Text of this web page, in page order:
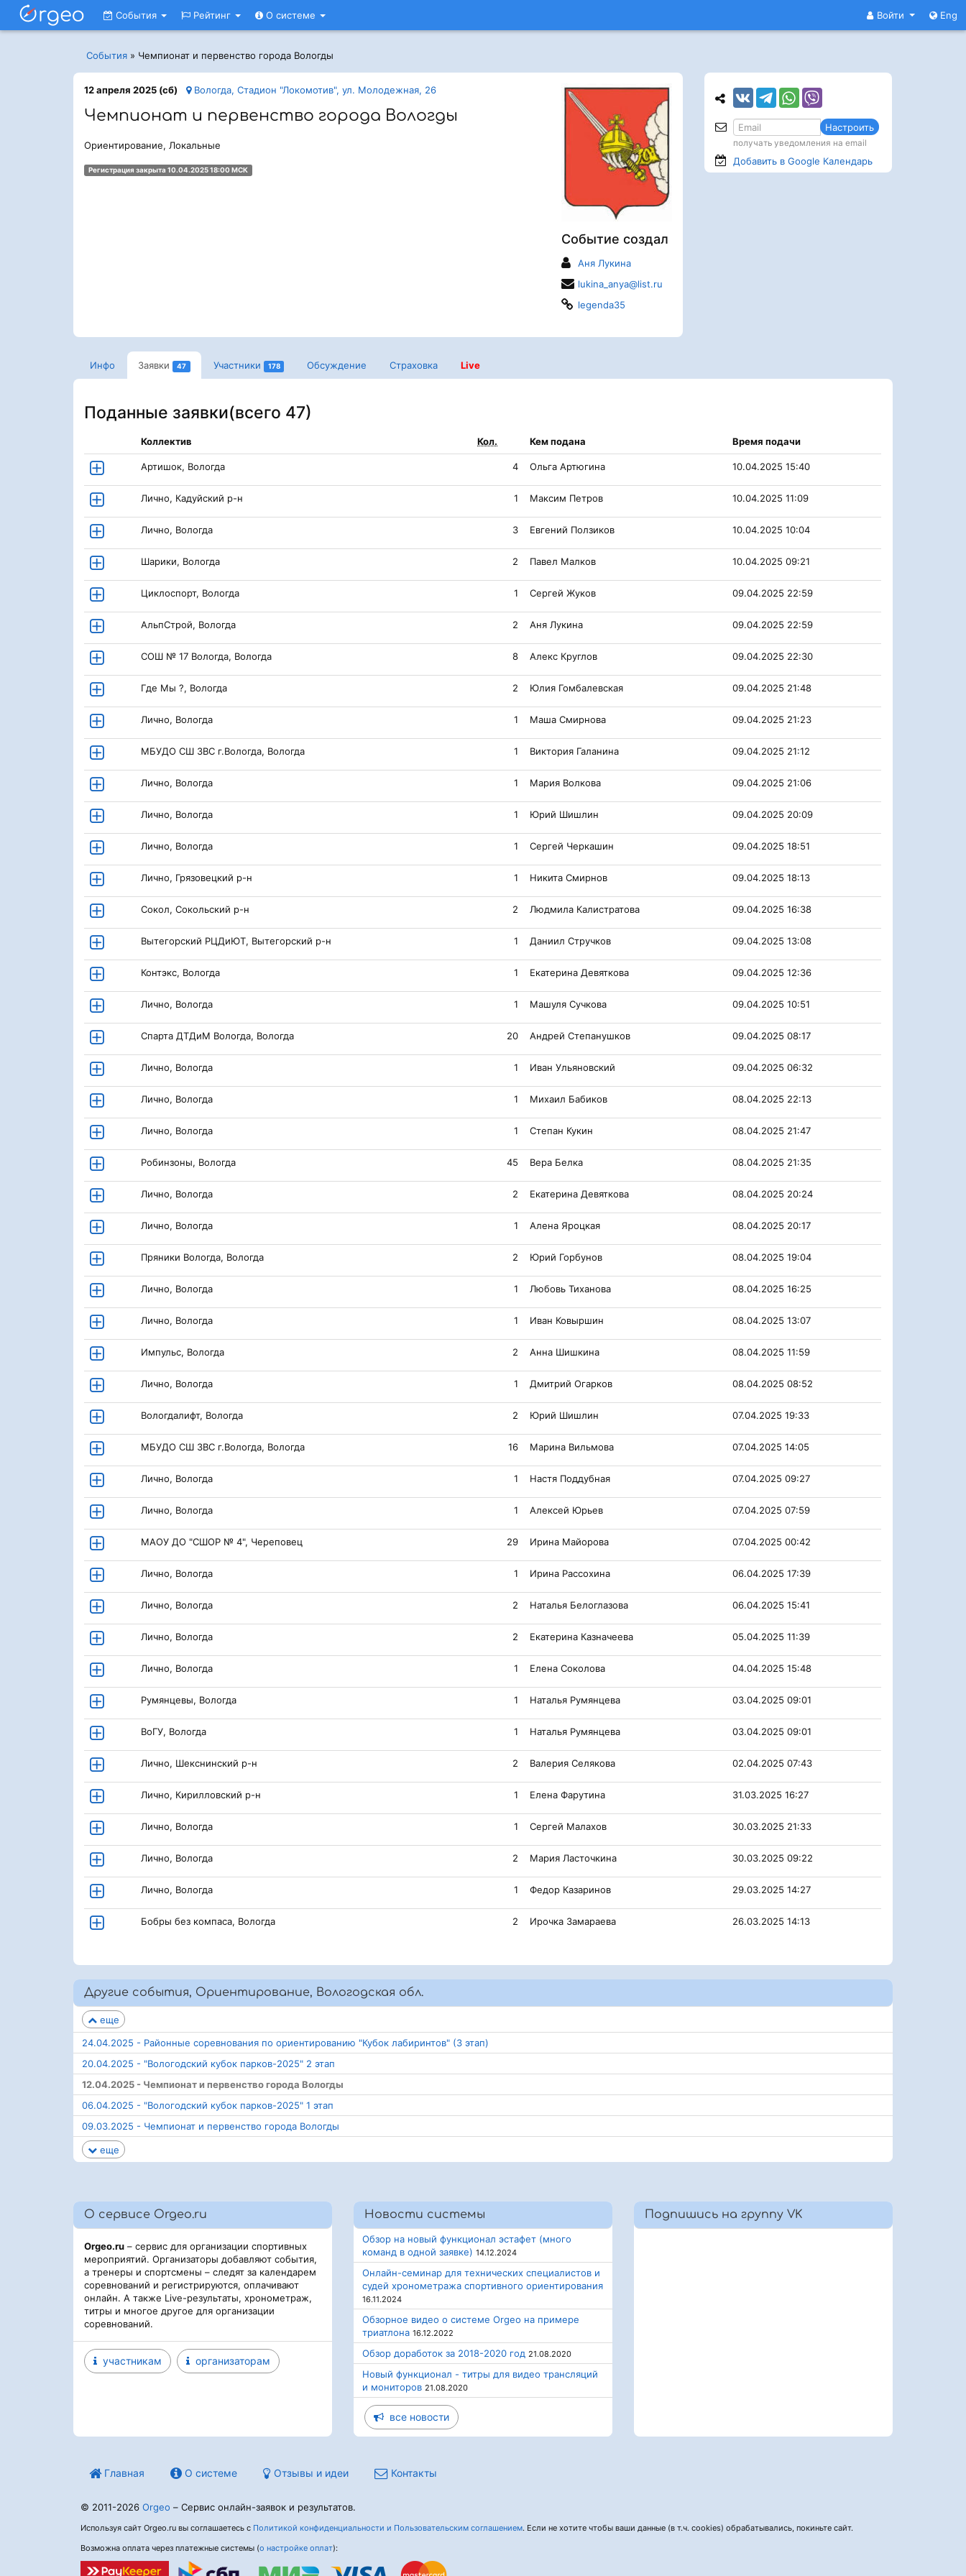
Войти Eng
События Рейтинг О системе
События » Чемпионат и первенство города Вологды
Событие создал
Аня Лукина
lukina_anya@list.ru
legenda35
12 апреля 2025 (сб) Вологда, Стадион "Локомотив", ул. Молодежная, 26
Чемпионат и первенство города Вологды
Ориентирование, Локальные
Регистрация закрыта 10.04.2025 18:00 МСК
Инфо Заявки 47 Участники 178 Обсуждение Страховка Live
Поданные заявки(всего 47)
Коллектив Кол. Кем подана Время подачи
Артишок, Вологда 4 Ольга Артюгина 10.04.2025 15:40
Лично, Кадуйский р-н 1 Максим Петров 10.04.2025 11:09
Лично, Вологда 3 Евгений Ползиков 10.04.2025 10:04
Шарики, Вологда 2 Павел Малков 10.04.2025 09:21
Циклоспорт, Вологда 1 Сергей Жуков 09.04.2025 22:59
АльпСтрой, Вологда 2 Аня Лукина 09.04.2025 22:59
СОШ № 17 Вологда, Вологда 8 Алекс Круглов 09.04.2025 22:30
Где Мы ?, Вологда 2 Юлия Гомбалевская 09.04.2025 21:48
Лично, Вологда 1 Маша Смирнова 09.04.2025 21:23
МБУДО СШ ЗВС г.Вологда, Вологда 1 Виктория Галанина 09.04.2025 21:12
Лично, Вологда 1 Мария Волкова 09.04.2025 21:06
Лично, Вологда 1 Юрий Шишлин 09.04.2025 20:09
Лично, Вологда 1 Сергей Черкашин 09.04.2025 18:51
Лично, Грязовецкий р-н 1 Никита Смирнов 09.04.2025 18:13
Сокол, Сокольский р-н 2 Людмила Калистратова 09.04.2025 16:38
Вытегорский РЦДиЮТ, Вытегорский р-н 1 Даниил Стручков 09.04.2025 13:08
Контэкс, Вологда 1 Екатерина Девяткова 09.04.2025 12:36
Лично, Вологда 1 Машуля Сучкова 09.04.2025 10:51
Спарта ДТДиМ Вологда, Вологда 20 Андрей Степанушков 09.04.2025 08:17
Лично, Вологда 1 Иван Ульяновский 09.04.2025 06:32
Лично, Вологда 1 Михаил Бабиков 08.04.2025 22:13
Лично, Вологда 1 Степан Кукин 08.04.2025 21:47
Робинзоны, Вологда 45 Вера Белка 08.04.2025 21:35
Лично, Вологда 2 Екатерина Девяткова 08.04.2025 20:24
Лично, Вологда 1 Алена Яроцкая 08.04.2025 20:17
Пряники Вологда, Вологда 2 Юрий Горбунов 08.04.2025 19:04
Лично, Вологда 1 Любовь Тиханова 08.04.2025 16:25
Лично, Вологда 1 Иван Ковыршин 08.04.2025 13:07
Импульс, Вологда 2 Анна Шишкина 08.04.2025 11:59
Лично, Вологда 1 Дмитрий Огарков 08.04.2025 08:52
Вологдалифт, Вологда 2 Юрий Шишлин 07.04.2025 19:33
МБУДО СШ ЗВС г.Вологда, Вологда 16 Марина Вильмова 07.04.2025 14:05
Лично, Вологда 1 Настя Поддубная 07.04.2025 09:27
Лично, Вологда 1 Алексей Юрьев 07.04.2025 07:59
МАОУ ДО "СШОР № 4", Череповец 29 Ирина Майорова 07.04.2025 00:42
Лично, Вологда 1 Ирина Рассохина 06.04.2025 17:39
Лично, Вологда 2 Наталья Белоглазова 06.04.2025 15:41
Лично, Вологда 2 Екатерина Казначеева 05.04.2025 11:39
Лично, Вологда 1 Елена Соколова 04.04.2025 15:48
Румянцевы, Вологда 1 Наталья Румянцева 03.04.2025 09:01
ВоГУ, Вологда 1 Наталья Румянцева 03.04.2025 09:01
Лично, Шекснинский р-н 2 Валерия Селякова 02.04.2025 07:43
Лично, Кирилловский р-н 1 Елена Фарутина 31.03.2025 16:27
Лично, Вологда 1 Сергей Малахов 30.03.2025 21:33
Лично, Вологда 2 Мария Ласточкина 30.03.2025 09:22
Лично, Вологда 1 Федор Казаринов 29.03.2025 14:27
Бобры без компаса, Вологда 2 Ирочка Замараева 26.03.2025 14:13
Другие события, Ориентирование, Вологодская обл.
еще
24.04.2025 - Районные соревнования по ориентированию "Кубок лабиринтов" (3 этап)
20.04.2025 - "Вологодский кубок парков-2025" 2 этап
12.04.2025 - Чемпионат и первенство города Вологды
06.04.2025 - "Вологодский кубок парков-2025" 1 этап
09.03.2025 - Чемпионат и первенство города Вологды
еще
Настроить
получать уведомления на email
Добавить в Google Календарь
О сервисе Orgeo.ru
Orgeo.ru – сервис для организации спортивных
мероприятий. Организаторы добавляют события,
а тренеры и спортсмены – следят за календарем
соревнований и регистрируются, оплачивают
онлайн. А также Live-результаты, хронометраж,
титры и многое другое для организации
соревнований.
участникам организаторам
Новости системы
Обзор на новый функционал эстафет (много
команд в одной заявке) 14.12.2024
Онлайн-семинар для технических специалистов и
судей хронометража спортивного ориентирования
16.11.2024
Обзорное видео о системе Orgeo на примере
триатлона 16.12.2022
Обзор доработок за 2018-2020 год 21.08.2020
Новый функционал - титры для видео трансляций
и мониторов 21.08.2020
все новости
Подпишись на группу VK
Главная О системе Отзывы и идеи Контакты
© 2011-2026 Orgeo – Сервис онлайн-заявок и результатов.
Используя сайт Orgeo.ru вы соглашаетесь с Политикой конфиденциальности и Пользовательским соглашением. Если не хотите чтобы ваши данные (в т.ч. cookies) обрабатывались, покиньте сайт.
Возможна оплата через платежные системы (о настройке оплат):